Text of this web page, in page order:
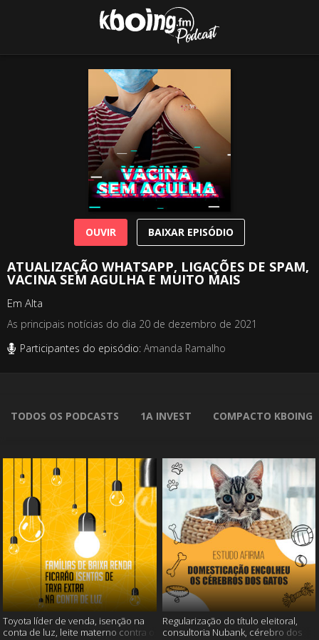
ATUALIZAÇÃO WHATSAPP, LIGAÇÕES DE SPAM,
VACINA SEM AGULHA E MUITO MAIS
Em Alta
As principais notícias do dia 20 de dezembro de 2021
Participantes do episódio: Amanda Ramalho
OUVIR BAIXAR EPISÓDIO
TODOS OS PODCASTS 1A INVEST COMPACTO KBOING
Toyota líder de venda, isenção na
conta de luz, leite materno contra o
Regularização do título eleitoral,
consultoria Nubank, cérebro dos